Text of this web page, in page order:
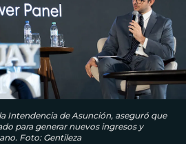
Intendencia de Asunción, aseguró que
para generar nuevos ingresos y
Foto: Gentileza